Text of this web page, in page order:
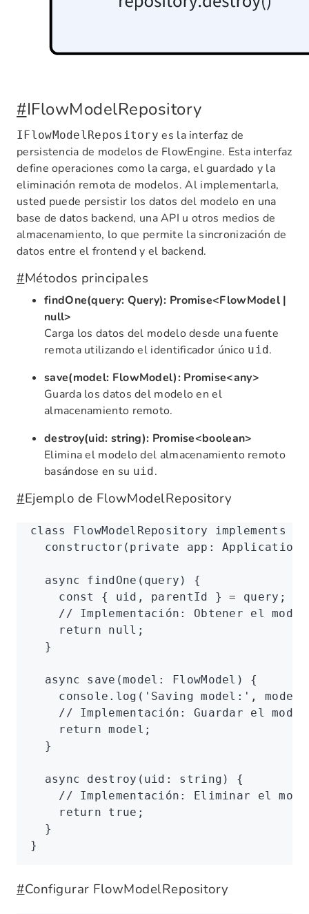
#IFlowModelRepository
IFlowModelRepository es la interfaz de
persistencia de modelos de FlowEngine. Esta interfaz
define operaciones como la carga, el guardado y la
eliminación remota de modelos. Al implementarla,
usted puede persistir los datos del modelo en una
base de datos backend, una API u otros medios de
almacenamiento, lo que permite la sincronización de
datos entre el frontend y el backend.
#Métodos principales
findOne(query: Query): Promise<FlowModel |
null>
Carga los datos del modelo desde una fuente
remota utilizando el identificador único uid .
save(model: FlowModel): Promise<any>
Guarda los datos del modelo en el
almacenamiento remoto.
destroy(uid: string): Promise<boolean>
Elimina el modelo del almacenamiento remoto
basándose en su uid .
#Ejemplo de FlowModelRepository
class FlowModelRepository implements
  constructor
( private app : Application
  async
findOne (query) {
    const
{ uid , parentId } = query;
// Implementación: Obtener el
    return
null ;
  }
  async
save (model : FlowModel ) {
    console
.log ( 'Saving model:' ,
// Implementación: Guardar el
    return
model;
  }
  async
destroy (uid : string ) {
// Implementación: Eliminar el
    return
true ;
  }
}
#Configurar FlowModelRepository